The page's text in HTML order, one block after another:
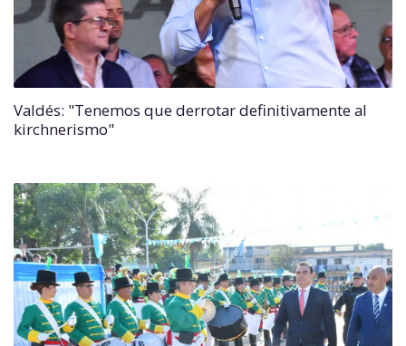
Valdés: "Tenemos que derrotar definitivamente al
kirchnerismo"